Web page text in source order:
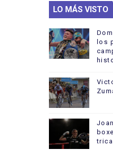
LO MÁS VISTO
los